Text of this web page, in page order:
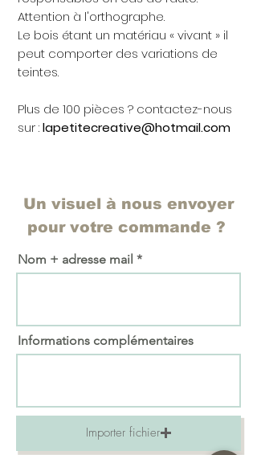
Attention à l'orthographe.
Le bois étant un matériau « vivant » il
peut comporter des variations de
teintes.
Plus de 100 pièces ? contactez-nous
sur :lapetitecreative@hotmail.com
Un visuel à nous envoyer
pour votre commande ?
Nom + adresse mail
Informations complémentaires
Importer fichier